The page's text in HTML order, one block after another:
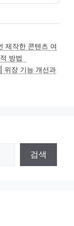
제작한 콘텐츠 여
방법
위장 기능 개선과
검색